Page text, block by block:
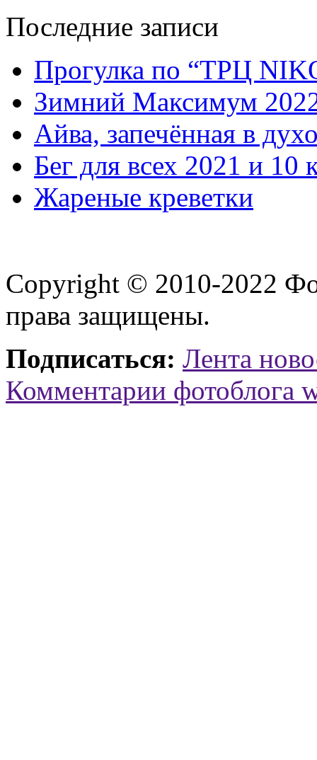
Последние записи
Прогулка по “ТРЦ
Зимний Максимум
Айва, запечённая в
Бег для всех 2021 и 10
Жареные креветки
Copyright © 2010-2022
права защищены.
Подписаться: Лента
Комментарии фотоблога